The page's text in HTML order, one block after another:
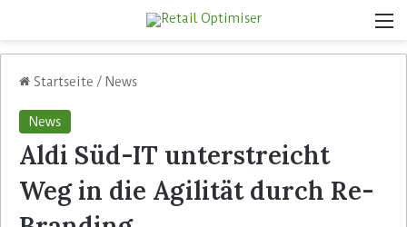
Startseite / News
News
Aldi Süd-IT unterstreicht
Weg in die Agilität durch Re-